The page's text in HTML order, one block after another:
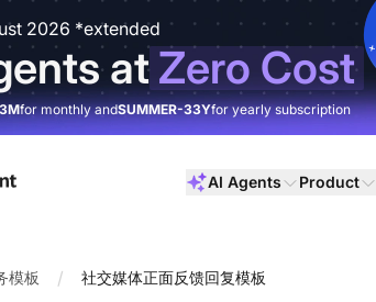
2026 *extended
atZero Cost
for monthly andSUMMER-33Yfor yearly subscription
AI Agents Product
模板 / 社交媒体正面反馈回复模板